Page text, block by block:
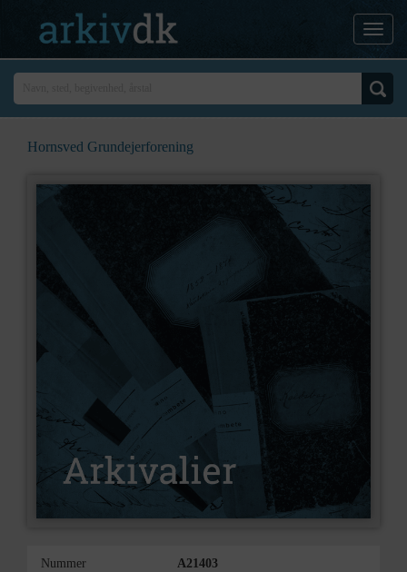
Hornsved Grundejerforening
Nummer A21403